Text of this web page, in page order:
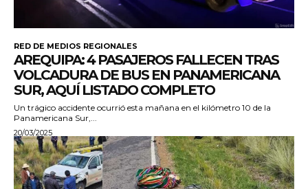
RED DE MEDIOS REGIONALES
AREQUIPA: 4 PASAJEROS FALLECEN TRAS
VOLCADURA DE BUS EN PANAMERICANA
SUR, AQUÍ LISTADO COMPLETO
Un trágico accidente ocurrió esta mañana en el kilómetro 10 de la
Panamericana Sur,...
20/03/2025